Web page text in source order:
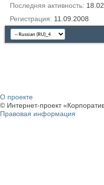
Последняя активность
Регистрация
11.09.2008
О проекте
© Интернет-проект
Правовая информация